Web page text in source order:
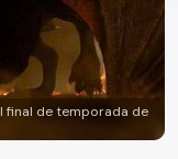
final de temporada de